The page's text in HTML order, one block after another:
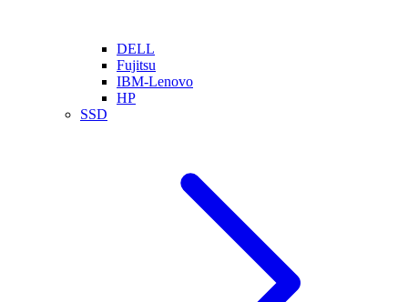
DELL
Fujitsu
IBM-Lenovo
HP
SSD